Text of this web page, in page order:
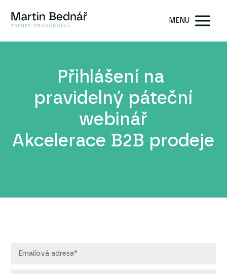
MENU
Přihlášení na
pravidelný páteční
webinář
Akcelerace B2B prodeje